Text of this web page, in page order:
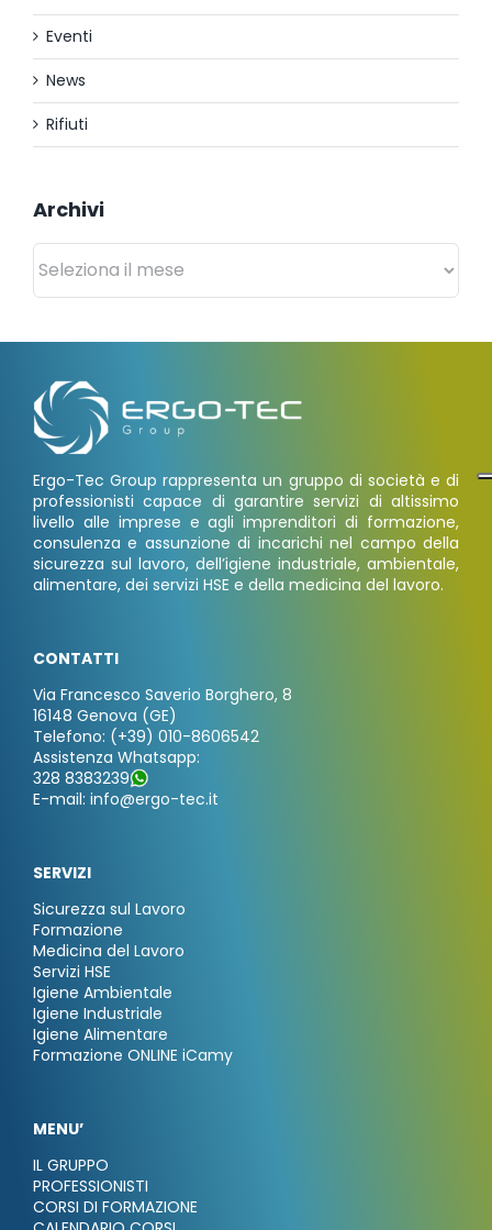
Eventi
News
Rifiuti
Archivi
Archivi
Ergo-Tec Group rappresenta un gruppo di società e di
professionisti capace di garantire servizi di altissimo
livello alle imprese e agli imprenditori di formazione,
consulenza e assunzione di incarichi nel campo della
sicurezza sul lavoro, dell’igiene industriale, ambientale,
alimentare, dei servizi HSE e della medicina del lavoro.
CONTATTI
Via Francesco Saverio Borghero, 8
16148 Genova (GE)
Telefono: (+39) 010-8606542
Assistenza Whatsapp:
328 8383239
E-mail: info@ergo-tec.it
SERVIZI
Sicurezza sul Lavoro
Formazione
Medicina del Lavoro
Servizi HSE
Igiene Ambientale
Igiene Industriale
Igiene Alimentare
Formazione ONLINE iCamy
MENU’
IL GRUPPO
PROFESSIONISTI
CORSI DI FORMAZIONE